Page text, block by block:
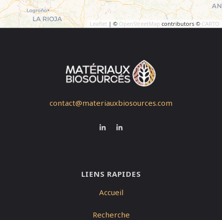
Leaflet | © OpenStreetMap contributors © CARTO
contact@materiauxbiosources.com
LIENS RAPIDES
Accueil
Recherche